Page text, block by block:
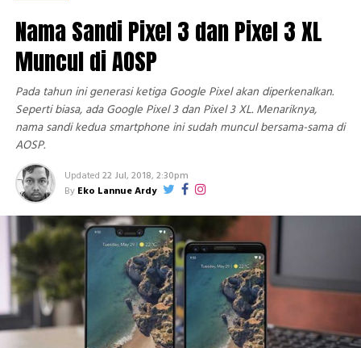
Nama Sandi Pixel 3 dan Pixel 3 XL
Muncul di AOSP
Pada tahun ini generasi ketiga Google Pixel akan diperkenalkan.
Seperti biasa, ada Google Pixel 3 dan Pixel 3 XL. Menariknya,
nama sandi kedua smartphone ini sudah muncul bersama-sama di
AOSP.
Updated 22 Jul, 2018, 2:30pm
By Eko Lannue Ardy